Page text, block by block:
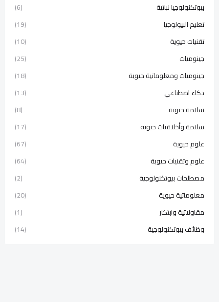
بيوتكنولوجيا نباتية
(6)
تعليم البيولوجيا
(19)
تقنيات حيوية
(10)
جينوميات
(25)
جينوميات ومعلوماتية حيوية
(18)
ذكاء اصطناعي
(13)
سلامة حيوية
(8)
سلامة وأخلاقيات حيوية
(17)
علوم حيوية
(67)
علوم وتقنيات حيوية
(64)
مصطلحات بيوتكنولوجية
(2)
معلوماتية حيوية
(20)
مقاولاتية وابتكار
(1)
وظائف بيوتكنولوجية
(14)